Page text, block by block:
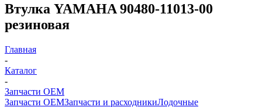
Втулка YAMAHA 90480-11013-00
резиновая
Главная
-
Каталог
-
Запчасти OEM
Запчасти OEMЗапчасти и расходникиЛодочные